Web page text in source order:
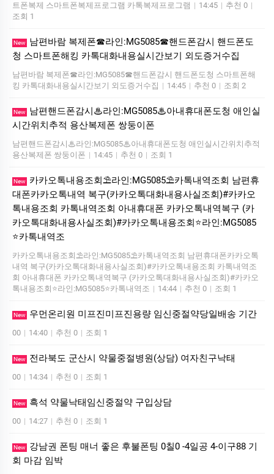
트폰복제 스마트폰복제프로그램 카톡복제프로그램 | 14:45 | 추천 0 |
조회 1
New
남편바람 복제폰☎라인:MG5085☎핸드폰감시 핸드폰도
청 스마트폰해킹 카톡대화내용실시간보기 외도증거수집
남편바람 복제폰☎라인:MG5085☎핸드폰감시 핸드폰도청 스마트폰해
킹 카톡대화내용실시간보기 외도증거수집 | 14:45 | 추천 0 | 조회 2
New
남편핸드폰감시♨라인:MG5085♨아내휴대폰도청 애인실
시간위치추적 용산복제폰 쌍둥이폰
남편핸드폰감시♨라인:MG5085♨아내휴대폰도청 애인실시간위치추적
용산복제폰 쌍둥이폰 | 14:45 | 추천 0 | 조회 1
New
카카오톡내용조회⛱️라인:MG5085⛱️카톡내역조회 남편휴
대폰카카오톡내역 복구(카카오톡대화내용사실조회)#카카오
톡내용조회 카톡내역조회 아내휴대폰 카카오톡내역복구 (카
카오톡대화내용사실조회)#카카오톡내용조회⭐라인:MG5085
⭐카톡내역조
카카오톡내용조회⛱️라인:MG5085⛱️카톡내역조회 남편휴대폰카카오톡
내역 복구(카카오톡대화내용사실조회)#카카오톡내용조회 카톡내역조
회 아내휴대폰 카카오톡내역복구 (카카오톡대화내용사실조회)#카카오
톡내용조회⭐라인:MG5085⭐카톡내역조 | 14:44 | 추천 0 | 조회 1
New 우먼온리원 미프진미프진용량 임신중절약당일배송 기간
00 | 14:40 | 추천 0 | 조회 1
New 전라북도 군산시 약물중절병원(상담) 여자친구낙­태
00 | 14:34 | 추천 0 | 조회 1
New 흑석 약물낙태임신중절약 구입상담
00 | 14:27 | 추천 0 | 조회 1
New
강남권 폰팅 매너 좋은 후불폰팅 0칠0 -4일공 4-이구88 기
회 마감 임박